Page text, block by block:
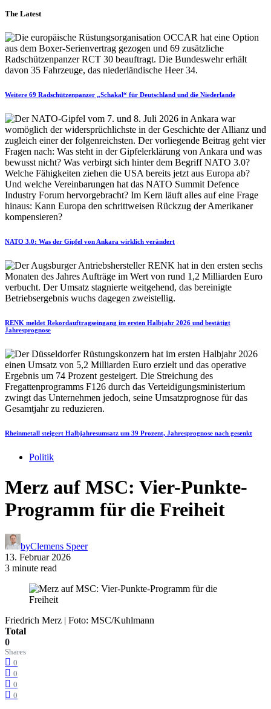
The Latest
Weitere 69 Radschützenpanzer „Schakal“ für Deutschland und die Niederlande
NATO 3.0: Was der Gipfel von Ankara wirklich verändert
RENK meldet Rekordauftragseingang im ersten Halbjahr 2026 und bestätigt
Jahresprognose
Rheinmetall steigert Halbjahresumsatz um 39 Prozent, Jahresprognose nach gesenkt
Politik
Merz auf MSC: Vier-Punkte-
Programm für die Freiheit
byClemens Speer
13. Februar 2026
3 minute read
Friedrich Merz | Foto: MSC/Kuhlmann
Total
0
Shares
0
0
0
0